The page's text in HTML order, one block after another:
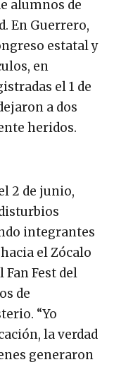
alumnos de
En Guerrero,
estatal y
en
el 1 de
a dos
heridos.
2 de junio,
integrantes
el Zócalo
Fest del
de
“Yo
la verdad
generaron